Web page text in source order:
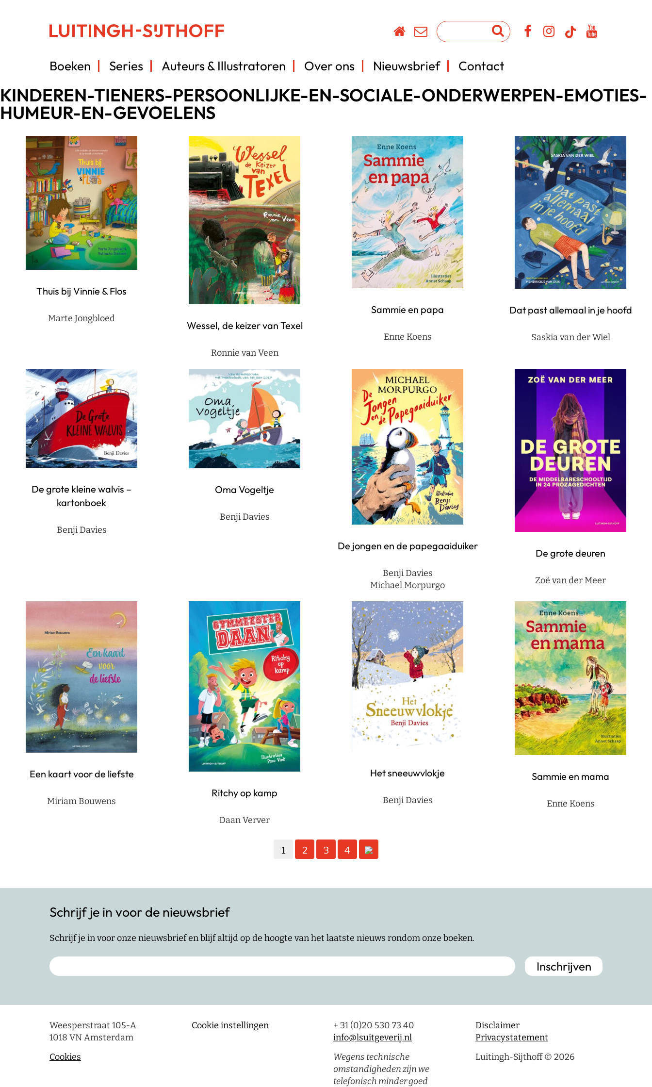
Boeken Series Auteurs & Illustratoren Over ons Nieuwsbrief Contact
KINDEREN-TIENERS-PERSOONLIJKE-EN-SOCIALE-ONDERWERPEN-EMOTIES-
HUMEUR-EN-GEVOELENS
Thuis bij Vinnie & Flos
Marte Jongbloed
Wessel, de keizer van Texel
Ronnie van Veen
Sammie en papa
Enne Koens
Dat past allemaal in je hoofd
Saskia van der Wiel
De grote kleine walvis –
kartonboek
Benji Davies
Oma Vogeltje
Benji Davies
De jongen en de papegaaiduiker
Benji Davies
Michael Morpurgo
De grote deuren
Zoë van der Meer
Een kaart voor de liefste
Miriam Bouwens
Ritchy op kamp
Daan Verver
Het sneeuwvlokje
Benji Davies
Sammie en mama
Enne Koens
1 2 3 4
Schrijf je in voor de nieuwsbrief
Schrijf je in voor onze nieuwsbrief en blijf altijd op de hoogte van het laatste nieuws rondom onze boeken.
Weesperstraat 105-A
1018 VN Amsterdam
Cookies
Cookie instellingen
+ 31 (0)20 530 73 40
info@lsuitgeverij.nl
Wegens technische
omstandigheden zijn we
telefonisch minder goed
Disclaimer
Privacystatement
Luitingh-Sijthoff © 2026